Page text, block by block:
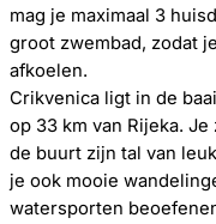
mag je maximaal 3
groot zwembad, zodat
afkoelen.
Crikvenica ligt in de
op 33 km van Rijeka.
de buurt zijn tal van
je ook mooie
watersporten